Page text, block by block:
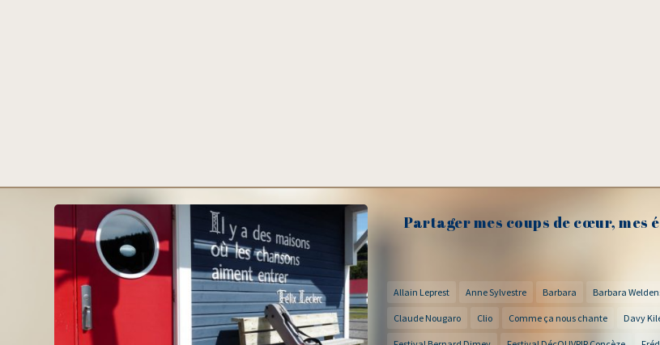
Partager mes coups de cœur, mes
Allain Leprest Anne Sylvestre Barbara Barbara
Claude Nougaro Clio Comme ça nous chante Davy